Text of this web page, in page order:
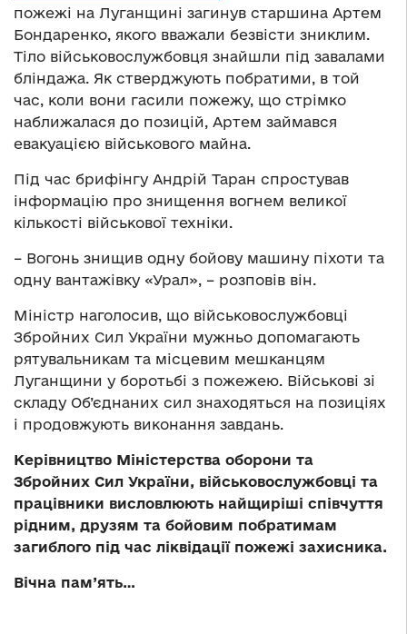
пожежі на Луганщині загинув старшина Артем
Бондаренко, якого вважали безвісти зниклим.
Тіло військовослужбовця знайшли під завалами
бліндажа. Як стверджують побратими, в той
час, коли вони гасили пожежу, що стрімко
наближалася до позицій, Артем займався
евакуацією військового майна.
Під час брифінгу Андрій Таран спростував
інформацію про знищення вогнем великої
кількості військової техніки.
– Вогонь знищив одну бойову машину піхоти та
одну вантажівку «Урал», – розповів він.
Міністр наголосив, що військовослужбовці
Збройних Сил України мужньо допомагають
рятувальникам та місцевим мешканцям
Луганщини у боротьбі з пожежею. Військові зі
складу Об’єднаних сил знаходяться на позиціях
і продовжують виконання завдань.
Керівництво Міністерства оборони та
Збройних Сил України, військовослужбовці та
працівники висловлюють найщиріші співчуття
рідним, друзям та бойовим побратимам
загиблого під час ліквідації пожежі захисника.
Вічна пам’ять…